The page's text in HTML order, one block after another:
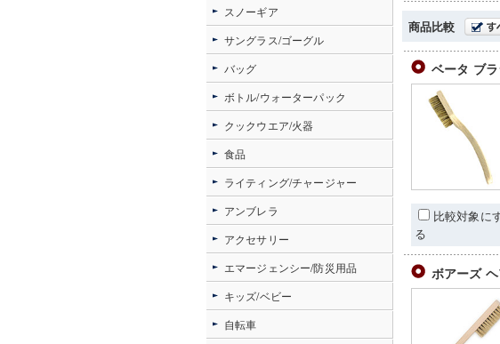
商品比較
ベータ ブ
比較対象に
る
ボアーズ
スノーギア
サングラス/ゴーグル
バッグ
ボトル/ウォーターパック
クックウエア/火器
食品
ライティング/チャージャー
アンブレラ
アクセサリー
エマージェンシー/防災用品
キッズ/ベビー
自転車